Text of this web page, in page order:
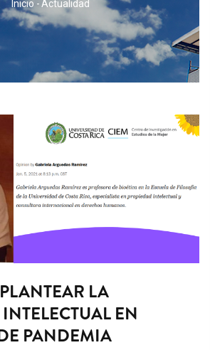
RUTA
DE
NAVEGACIÓN
Inicio -Actualidad
LA
EN
PANDEMIA